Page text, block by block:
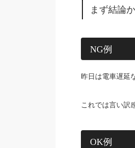
まず結論
NG例
昨日は電車遅延
これでは言い訳
OK例